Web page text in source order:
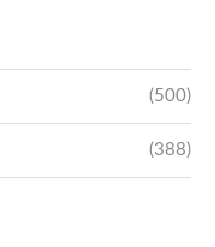
(500)
(388)